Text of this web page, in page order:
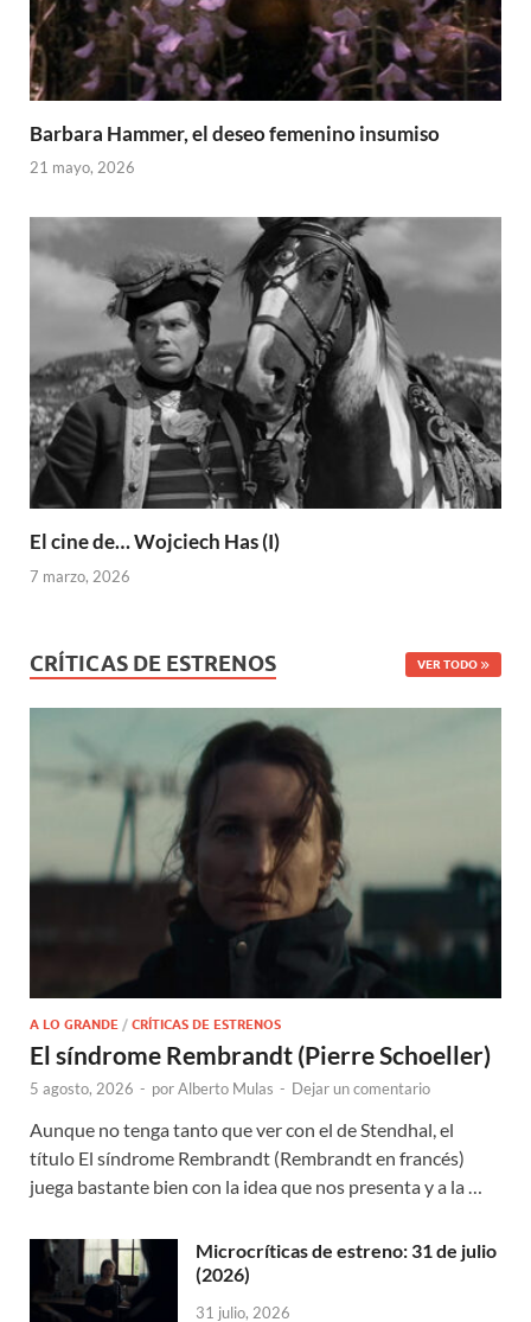
Barbara Hammer, el deseo femenino insumiso
21 mayo, 2026
El cine de… Wojciech Has (I)
7 marzo, 2026
CRÍTICAS DE ESTRENOS VER TODO
A LO GRANDE / CRÍTICAS DE ESTRENOS
El síndrome Rembrandt (Pierre Schoeller)
5 agosto, 2026 - porAlberto Mulas - Dejar un comentario
Aunque no tenga tanto que ver con el de Stendhal, el
título El síndrome Rembrandt (Rembrandt en francés)
juega bastante bien con la idea que nos presenta y a la …
Microcríticas de estreno: 31 de julio
(2026)
31 julio, 2026